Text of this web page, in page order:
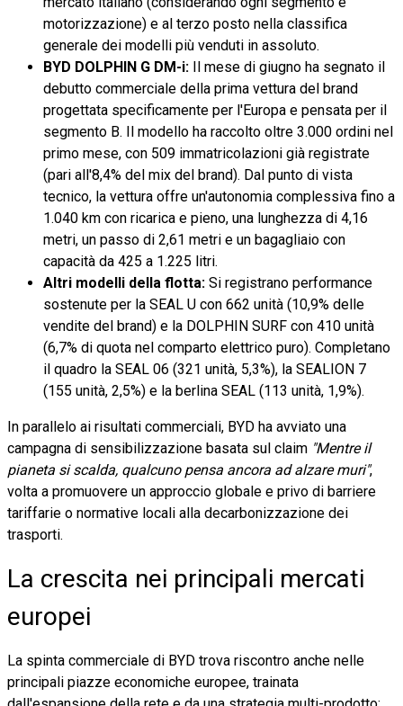
motorizzazione) e al terzo posto nella classifica
generale dei modelli più venduti in assoluto.
BYD DOLPHIN G DM-i: Il mese di giugno ha segnato il
debutto commerciale della prima vettura del brand
progettata specificamente per l'Europa e pensata per il
segmento B. Il modello ha raccolto oltre 3.000 ordini nel
primo mese, con 509 immatricolazioni già registrate
(pari all'8,4% del mix del brand). Dal punto di vista
tecnico, la vettura offre un'autonomia complessiva fino a
1.040 km con ricarica e pieno, una lunghezza di 4,16
metri, un passo di 2,61 metri e un bagagliaio con
capacità da 425 a 1.225 litri.
Altri modelli della flotta: Si registrano performance
sostenute per la SEAL U con 662 unità (10,9% delle
vendite del brand) e la DOLPHIN SURF con 410 unità
(6,7% di quota nel comparto elettrico puro). Completano
il quadro la SEAL 06 (321 unità, 5,3%), la SEALION 7
(155 unità, 2,5%) e la berlina SEAL (113 unità, 1,9%).
In parallelo ai risultati commerciali, BYD ha avviato una
campagna di sensibilizzazione basata sul claim "Mentre il
pianeta si scalda, qualcuno pensa ancora ad alzare muri",
volta a promuovere un approccio globale e privo di barriere
tariffarie o normative locali alla decarbonizzazione dei
trasporti.
La crescita nei principali mercati
europei
La spinta commerciale di BYD trova riscontro anche nelle
principali piazze economiche europee, trainata